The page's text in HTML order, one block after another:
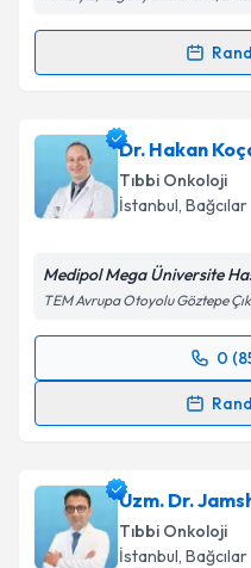
Randevu Takvimi
Prof. Dr. Okan
oluşturun. Size bu
takvim
Kişisel verilerimin
Metni'ni okudum
kapsamda
Dr. Hakan
Tıbbi Onkoloji
İstanbul, Bağcılar
Medipol Mega Üniversite
TEM Avrupa Otoyolu Göztepe
0
Randevu Takvimi
takvim
E-posta Adresiniz
Uzm. Dr.
Tıbbi Onkoloji
İstanbul, Bağcılar